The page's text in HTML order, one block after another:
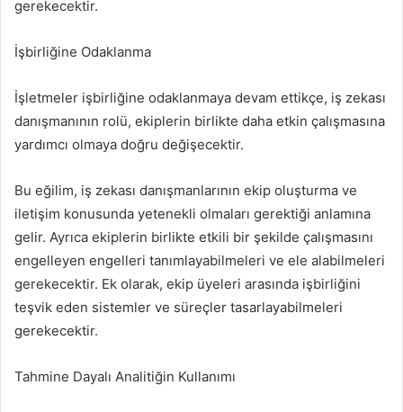
gerekecektir.
İşbirliğine Odaklanma
İşletmeler işbirliğine odaklanmaya devam ettikçe, iş zekası
danışmanının rolü, ekiplerin birlikte daha etkin çalışmasına
yardımcı olmaya doğru değişecektir.
Bu eğilim, iş zekası danışmanlarının ekip oluşturma ve
iletişim konusunda yetenekli olmaları gerektiği anlamına
gelir. Ayrıca ekiplerin birlikte etkili bir şekilde çalışmasını
engelleyen engelleri tanımlayabilmeleri ve ele alabilmeleri
gerekecektir. Ek olarak, ekip üyeleri arasında işbirliğini
teşvik eden sistemler ve süreçler tasarlayabilmeleri
gerekecektir.
Tahmine Dayalı Analitiğin Kullanımı